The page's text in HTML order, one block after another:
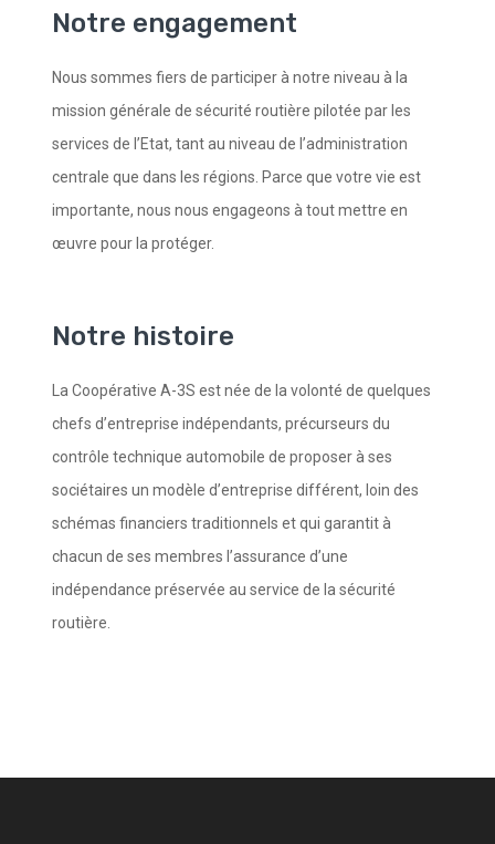
Notre engagement
Nous sommes fiers de participer à notre niveau à la
mission générale de sécurité routière pilotée par les
services de l’Etat, tant au niveau de l’administration
centrale que dans les régions. Parce que votre vie est
importante, nous nous engageons à tout mettre en
œuvre pour la protéger.
Notre histoire
La Coopérative A-3S est née de la volonté de quelques
chefs d’entreprise indépendants, précurseurs du
contrôle technique automobile de proposer à ses
sociétaires un modèle d’entreprise différent, loin des
schémas financiers traditionnels et qui garantit à
chacun de ses membres l’assurance d’une
indépendance préservée au service de la sécurité
routière.